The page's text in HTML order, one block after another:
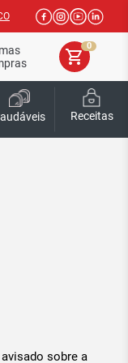
shopping_cart
0
Receitas
sobre a